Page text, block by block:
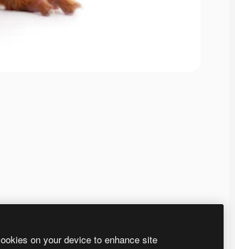
on your device to enhance site